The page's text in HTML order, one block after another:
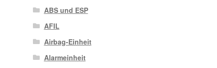
ABS und ESP
AFIL
Airbag-Einheit
Alarmeinheit